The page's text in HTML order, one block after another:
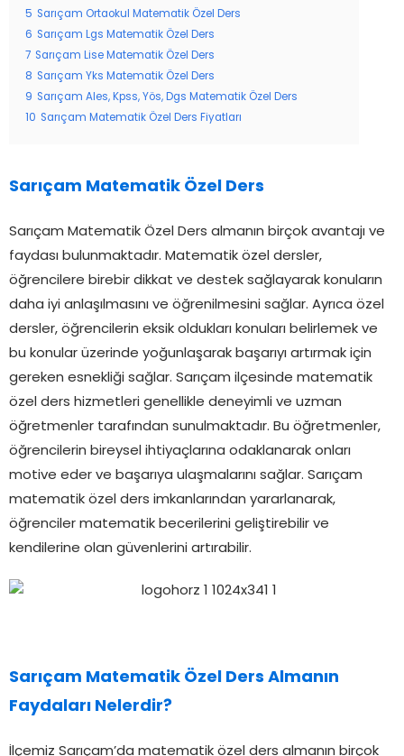
5 Sarıçam Ortaokul Matematik Özel Ders
6 Sarıçam Lgs Matematik Özel Ders
7 Sarıçam Lise Matematik Özel Ders
8 Sarıçam Yks Matematik Özel Ders
9 Sarıçam Ales, Kpss, Yös, Dgs Matematik Özel Ders
10 Sarıçam Matematik Özel Ders Fiyatları
Sarıçam Matematik Özel Ders
Sarıçam Matematik Özel Ders almanın birçok avantajı ve
faydası bulunmaktadır. Matematik özel dersler,
öğrencilere birebir dikkat ve destek sağlayarak konuların
daha iyi anlaşılmasını ve öğrenilmesini sağlar. Ayrıca özel
dersler, öğrencilerin eksik oldukları konuları belirlemek ve
bu konular üzerinde yoğunlaşarak başarıyı artırmak için
gereken esnekliği sağlar. Sarıçam ilçesinde matematik
özel ders hizmetleri genellikle deneyimli ve uzman
öğretmenler tarafından sunulmaktadır. Bu öğretmenler,
öğrencilerin bireysel ihtiyaçlarına odaklanarak onları
motive eder ve başarıya ulaşmalarını sağlar. Sarıçam
matematik özel ders imkanlarından yararlanarak,
öğrenciler matematik becerilerini geliştirebilir ve
kendilerine olan güvenlerini artırabilir.
Sarıçam Matematik Özel Ders Almanın
Faydaları Nelerdir?
İlçemiz Sarıçam’da matematik özel ders almanın birçok